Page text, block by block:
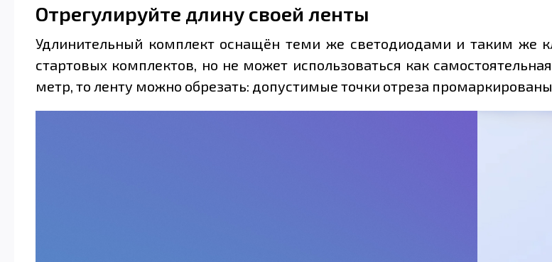
Отрегулируйте длину своей ленты
Удлинительный комплект оснащён теми же светодиодами и таким же
стартовых комплектов, но не может использоваться как
метр, то ленту можно обрезать: допустимые точки отреза